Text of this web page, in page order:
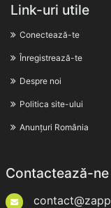
Link-uri utile
Conectează-te
Înregistrează-te
Despre noi
Politica site-ului
Anunțuri România
Contactează-ne